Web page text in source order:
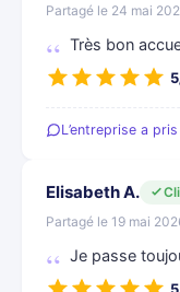
Partagé le 24 mai
Très bon
L’entreprise a
Elisabeth A.
Partagé le 19 mai
Je passe